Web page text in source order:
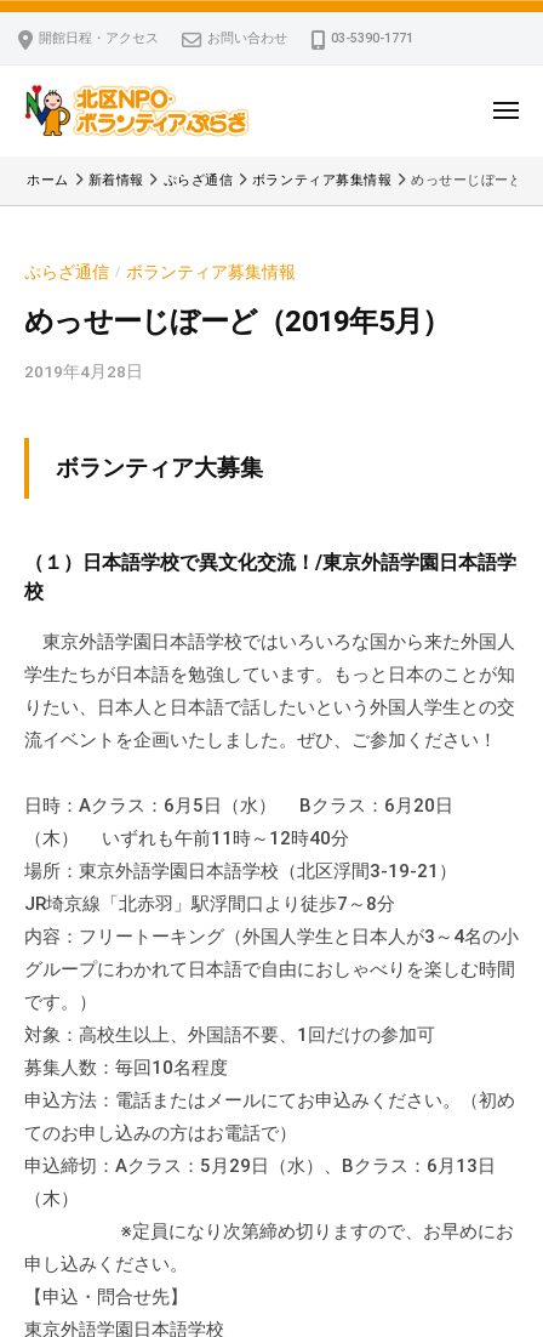
コ
ス
開館日程・アクセス お問い合わせ 03-5390-1771
区
P
・
ボ
ン
ィ
ぷ
ら
ざ
北
P
O
ボ
ぷ
ら
は
、
N
O
・
テ
ィ
ア
活
動
の
支
援
や
活
メ
ー
ホーム 新着情報 ぷらざ通信 ボランティア募集情報 めっせーじぼーど（
ぷらざ通信 / ボランティア募集情報
めっせーじぼーど（2019年5月）
2019年4月28日
v
d
i
ボランティア大募集
（１）日本語学校で異文化交流！/東京外語学園日本語学
校
東京外語学園日本語学校ではいろいろな国から来た外国人
学生たちが日本語を勉強しています。もっと日本のことが知
りたい、日本人と日本語で話したいという外国人学生との交
流イベントを企画いたしました。ぜひ、ご参加ください！
日時：Aクラス：6月5日（水） Bクラス：6月20日
（木） いずれも午前11時～12時40分
場所：東京外語学園日本語学校（北区浮間3-19-21）
JR埼京線「北赤羽」駅浮間口より徒歩7～8分
内容：フリートーキング（外国人学生と日本人が3～4名の小
グループにわかれて日本語で自由におしゃべりを楽しむ時間
です。）
対象：高校生以上、外国語不要、1回だけの参加可
募集人数：毎回10名程度
申込方法：電話またはメールにてお申込みください。（初め
てのお申し込みの方はお電話で）
申込締切：Aクラス：5月29日（水）、Bクラス：6月13日
（木）
※定員になり次第締め切りますので、お早めにお
申し込みください。
【申込・問合せ先】
東京外語学園日本語学校
区
N
O
・
ラ
ィ
ア
ぷ
ら
ー